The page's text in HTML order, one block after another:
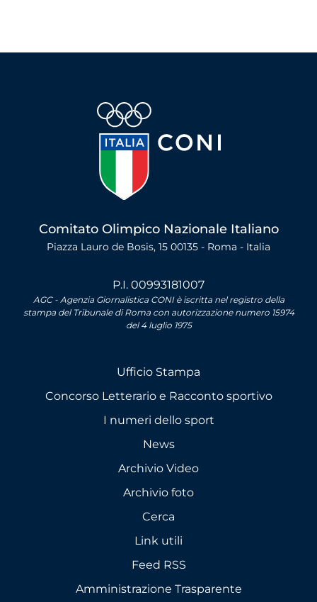
Comitato Olimpico Nazionale Italiano
Piazza Lauro de Bosis, 15 00135 - Roma - Italia
P.I. 00993181007
AGC - Agenzia Giornalistica CONI è iscritta nel registro della
stampa del Tribunale di Roma con autorizzazione numero 15974
del 4 luglio 1975
Ufficio Stampa
Concorso Letterario e Racconto sportivo
I numeri dello sport
News
Archivio Video
Archivio foto
Cerca
Link utili
Feed RSS
Amministrazione Trasparente